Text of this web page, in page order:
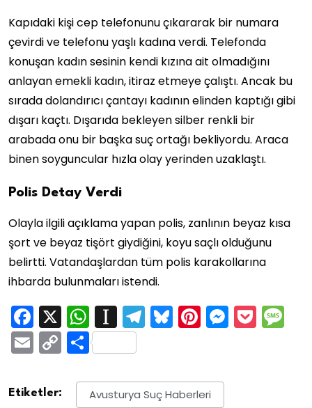
Kapıdaki kişi cep telefonunu çıkararak bir numara
çevirdi ve telefonu yaşlı kadına verdi. Telefonda
konuşan kadın sesinin kendi kızına ait olmadığını
anlayan emekli kadın, itiraz etmeye çalıştı. Ancak bu
sırada dolandırıcı çantayı kadının elinden kaptığı gibi
dışarı kaçtı. Dışarıda bekleyen silber renkli bir
arabada onu bir başka suç ortağı bekliyordu. Araca
binen soyguncular hızla olay yerinden uzaklaştı.
Polis Detay Verdi
Olayla ilgili açıklama yapan polis, zanlının beyaz kısa
şort ve beyaz tişört giydiğini, koyu saçlı olduğunu
belirtti. Vatandaşlardan tüm polis karakollarına
ihbarda bulunmaları istendi.
Facebook
X WhatsApp
Instapaper
Telegram
Bluesky
Pinterest
EmailCopy
Link
Share
Etiketler: Avusturya Suç Haberleri